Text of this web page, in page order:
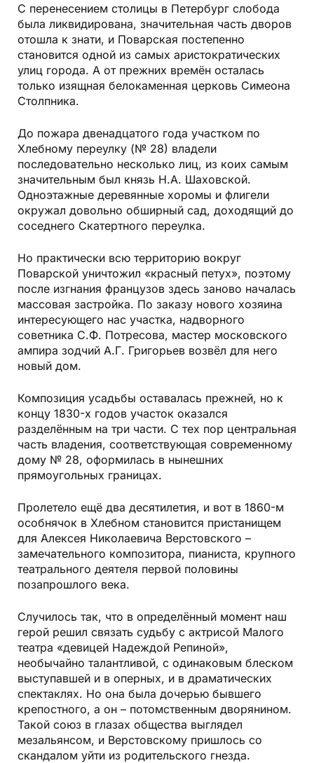
С перенесением столицы в Петербург слобода
была ликвидирована, значительная часть дворов
отошла к знати, и Поварская постепенно
становится одной из самых аристократических
улиц города. А от прежних времён осталась
только изящная белокаменная церковь Симеона
Столпника.
До пожара двенадцатого года участком по
Хлебному переулку (№ 28) владели
последовательно несколько лиц, из коих самым
значительным был князь Н.А. Шаховской.
Одноэтажные деревянные хоромы и флигели
окружал довольно обширный сад, доходящий до
соседнего Скатертного переулка.
Но практически всю территорию вокруг
Поварской уничтожил «красный петух», поэтому
после изгнания французов здесь заново началась
массовая застройка. По заказу нового хозяина
интересующего нас участка, надворного
советника С.Ф. Потресова, мастер московского
ампира зодчий А.Г. Григорьев возвёл для него
новый дом.
Композиция усадьбы оставалась прежней, но к
концу 1830-х годов участок оказался
разделённым на три части. С тех пор центральная
часть владения, соответствующая современному
дому № 28, оформилась в нынешних
прямоугольных границах.
Пролетело ещё два десятилетия, и вот в 1860-м
особнячок в Хлебном становится пристанищем
для Алексея Николаевича Верстовского –
замечательного композитора, пианиста, крупного
театрального деятеля первой половины
позапрошлого века.
Случилось так, что в определённый момент наш
герой решил связать судьбу с актрисой Малого
театра «девицей Надеждой Репиной»,
необычайно талантливой, с одинаковым блеском
выступавшей и в оперных, и в драматических
спектаклях. Но она была дочерью бывшего
крепостного, а он – потомственным дворянином.
Такой союз в глазах общества выглядел
мезальянсом, и Верстовскому пришлось со
скандалом уйти из родительского гнезда.